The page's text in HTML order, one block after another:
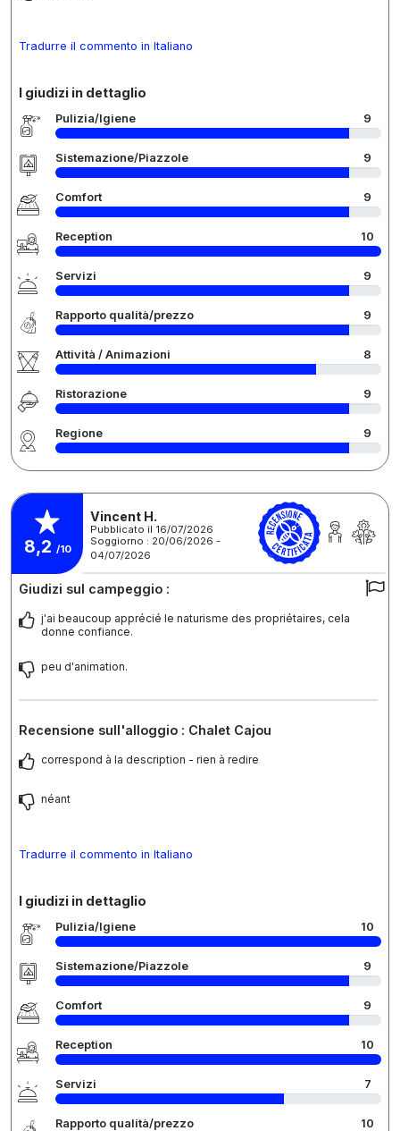
Tradurre il commento in Italiano
I giudizi in dettaglio
Pulizia/Igiene 9
Sistemazione/Piazzole 9
Comfort 9
Reception 10
Servizi 9
Rapporto qualità/prezzo 9
Attività / Animazioni 8
Ristorazione 9
Regione 9
8,2 /10
Vincent H.
Pubblicato il 16/07/2026
Soggiorno : 20/06/2026 -
04/07/2026
Giudizi sul campeggio :
j'ai beaucoup apprécié le naturisme des propriétaires, cela
donne confiance.
peu d'animation.
Recensione sull'alloggio : Chalet Cajou
correspond à la description - rien à redire
néant
Tradurre il commento in Italiano
I giudizi in dettaglio
Pulizia/Igiene 10
Sistemazione/Piazzole 9
Comfort 9
Reception 10
Servizi 7
Rapporto qualità/prezzo 10